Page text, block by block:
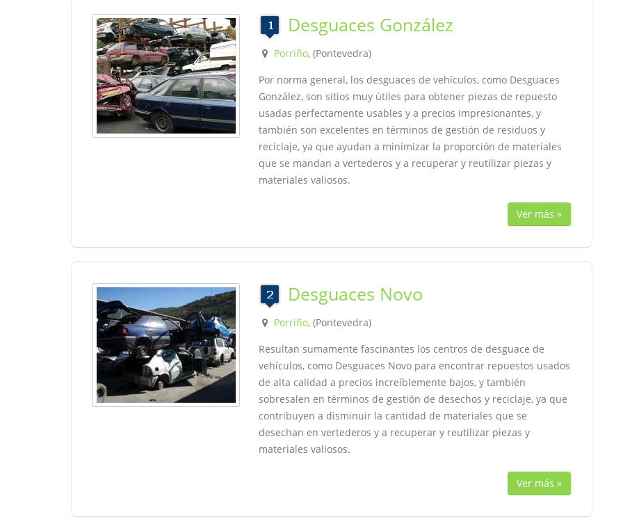
Desguaces González
Porriño, (Pontevedra)
Por norma general, los desguaces de vehículos, como Desguaces
González, son sitios muy útiles para obtener piezas de repuesto
usadas perfectamente usables y a precios impresionantes, y
también son excelentes en términos de gestión de residuos y
reciclaje, ya que ayudan a minimizar la proporción de materiales
que se mandan a vertederos y a recuperar y reutilizar piezas y
materiales valiosos.
Ver más »
Desguaces Novo
Porriño, (Pontevedra)
Resultan sumamente fascinantes los centros de desguace de
vehículos, como Desguaces Novo para encontrar repuestos usados
de alta calidad a precios increíblemente bajos, y también
sobresalen en términos de gestión de desechos y reciclaje, ya que
contribuyen a disminuir la cantidad de materiales que se
desechan en vertederos y a recuperar y reutilizar piezas y
materiales valiosos.
Ver más »